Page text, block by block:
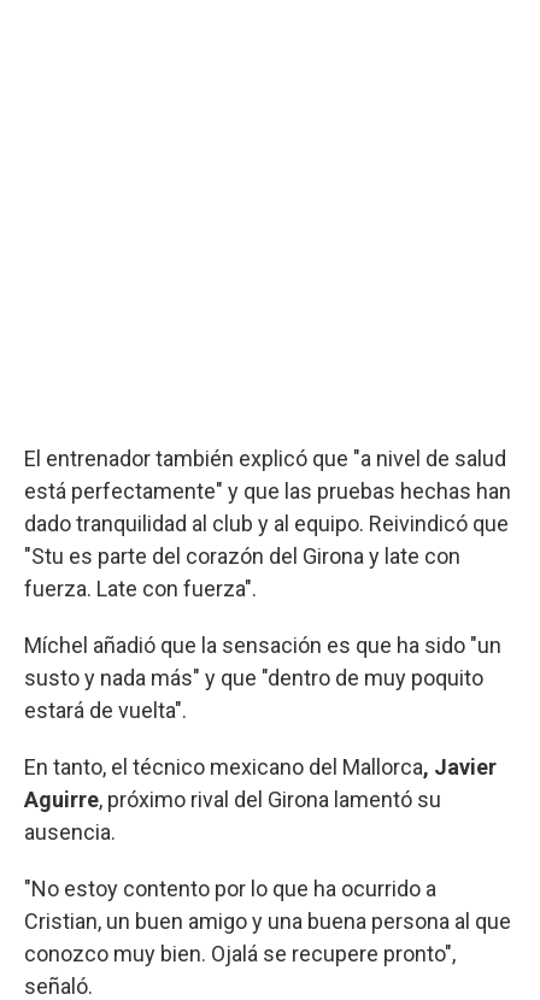
El entrenador también explicó que "a nivel de salud
está perfectamente" y que las pruebas hechas han
dado tranquilidad al club y al equipo. Reivindicó que
"Stu es parte del corazón del Girona y late con
fuerza. Late con fuerza".
Míchel añadió que la sensación es que ha sido "un
susto y nada más" y que "dentro de muy poquito
estará de vuelta".
En tanto, el técnico mexicano del Mallorca, Javier
Aguirre, próximo rival del Girona lamentó su
ausencia.
"No estoy contento por lo que ha ocurrido a
Cristian, un buen amigo y una buena persona al que
conozco muy bien. Ojalá se recupere pronto",
señaló.